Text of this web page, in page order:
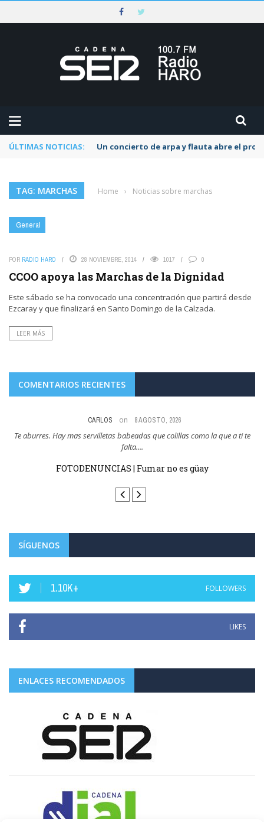
ÚLTIMAS NOTICIAS: Un concierto de arpa y flauta abre el
TAG: MARCHAS Home › Noticias sobre marchas
General
POR RADIO HARO 28 NOVIEMBRE, 2014 1017 0
CCOO apoya las Marchas de la Dignidad
Este sábado se ha convocado una concentración que partirá desde
Ezcaray y que finalizará en Santo Domingo de la Calzada.
LEER MÁS
COMENTARIOS RECIENTES
CARLOS on 8 AGOSTO, 2026
Te aburres. Hay mas servilletas babeadas que colillas como la que a ti te
falta....
FOTODENUNCIAS | Fumar no es güay
SÍGUENOS
1.10K+ FOLLOWERS
LIKES
ENLACES RECOMENDADOS